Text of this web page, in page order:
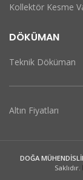
Kollektör Kesme
DÖKÜMAN
Teknik Döküman
Altın Fiyatları
DOĞA
Saklıdır.